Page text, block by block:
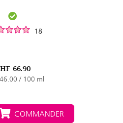
18
66.90
/ 100 ml
COMMANDER